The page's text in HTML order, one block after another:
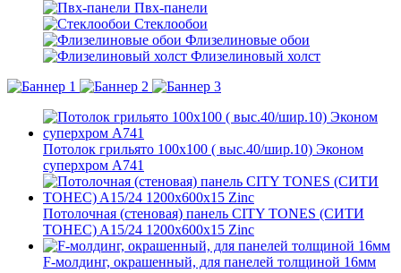
Пвх-панели
Стеклообои
Флизелиновые обои
Флизелиновый холст
Потолок грильято 100х100 ( выс.40/шир.10) Эконом
суперхром А741
Потолочная (стеновая) панель CITY TONES (CИТИ
ТОНЕС) A15/24 1200x600x15 Zinc
F-молдинг, окрашенный, для панелей толщиной 16мм